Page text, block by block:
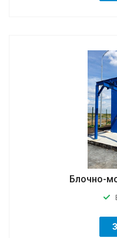
Блочно-